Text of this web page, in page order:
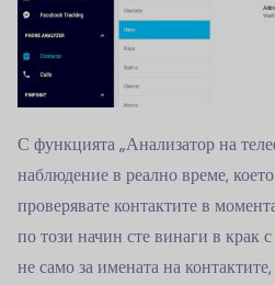
С функцията „Анализатор на
наблюдение в реално време,
проверявате контактите в
по този начин сте винаги в крак
не само за имената на